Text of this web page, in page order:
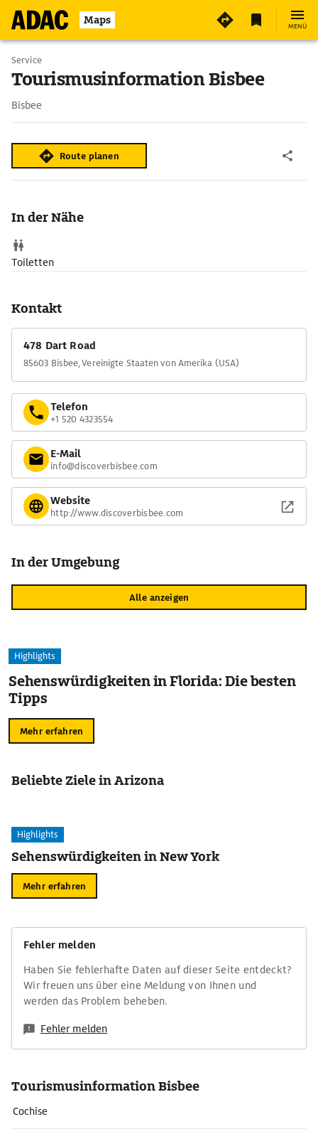
Maps MENÜ
Service
Tourismusinformation Bisbee
Bisbee
Route planen
In der Nähe
Toiletten
Kontakt
478 Dart Road
85603 Bisbee, Vereinigte Staaten von Amerika (USA)
Telefon
+1 520 4323554
E-Mail
info@discoverbisbee.com
Website
http://www.discoverbisbee.com
In der Umgebung
Alle anzeigen
Highlights
Sehenswürdigkeiten in Florida: Die besten
Tipps
Mehr erfahren
Beliebte Ziele in Arizona
Highlights
Sehenswürdigkeiten in New York
Mehr erfahren
Fehler melden
Haben Sie fehlerhafte Daten auf dieser Seite entdeckt?
Wir freuen uns über eine Meldung von Ihnen und
werden das Problem beheben.
Fehler melden
Tourismusinformation Bisbee
Cochise